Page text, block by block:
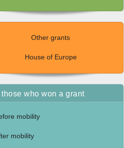
Other grants
House of Europe
those who won a grant
mobility
mobility